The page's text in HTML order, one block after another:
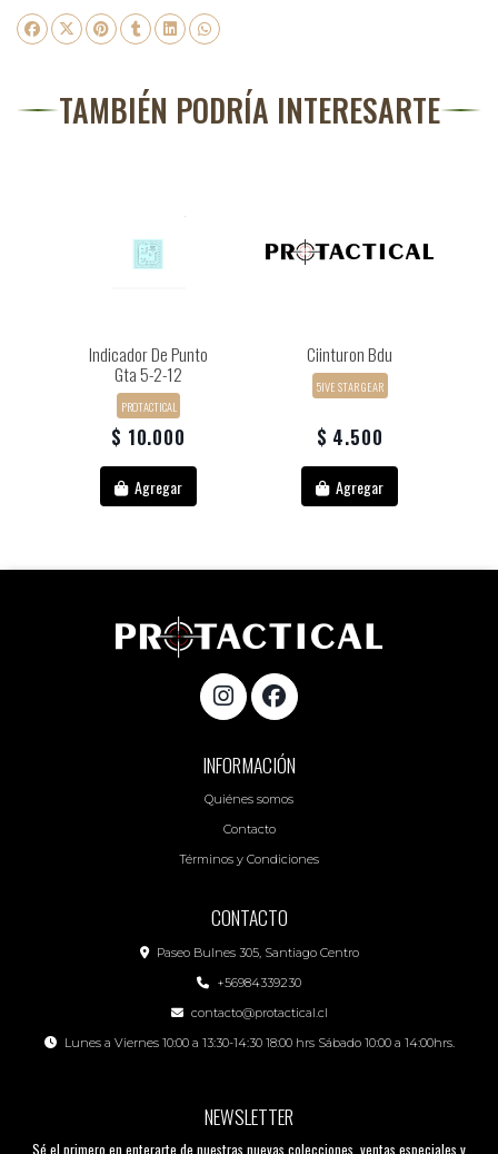
TAMBIÉN PODRÍA INTERESARTE
Indicador De Punto
Gta 5-2-12
PROTACTICAL
$ 10.000
Agregar
Ciinturon Bdu
5IVE STAR GEAR
$ 4.500
Agregar
INFORMACIÓN
Quiénes somos
Contacto
Términos y Condiciones
CONTACTO
Paseo Bulnes 305, Santiago Centro
+56984339230
contacto@protactical.cl
Lunes a Viernes 10:00 a 13:30-14:30 18:00 hrs Sábado 10:00 a 14:00hrs.
NEWSLETTER
Sé el primero en enterarte de nuestras nuevas colecciones, ventas especiales y